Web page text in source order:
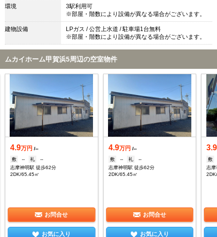
環境
3駅利用可
※部屋・階数により設備が異なる場合がございます。
建物設備
LPガス / 公営上水道 / 駐車場1台無料
※部屋・階数により設備が異なる場合がございます。
ムカイホーム甲賀浜5周辺の空室物件
4.9万円 /--
敷
-- 礼
--
志摩神明駅 徒歩62分
2DK/65.45㎡
お問合せ
お気に入り
4.9万円 /--
敷
-- 礼
--
志摩神明駅 徒歩62分
2DK/65.45㎡
お問合せ
お気に入り
3.9
敷
志